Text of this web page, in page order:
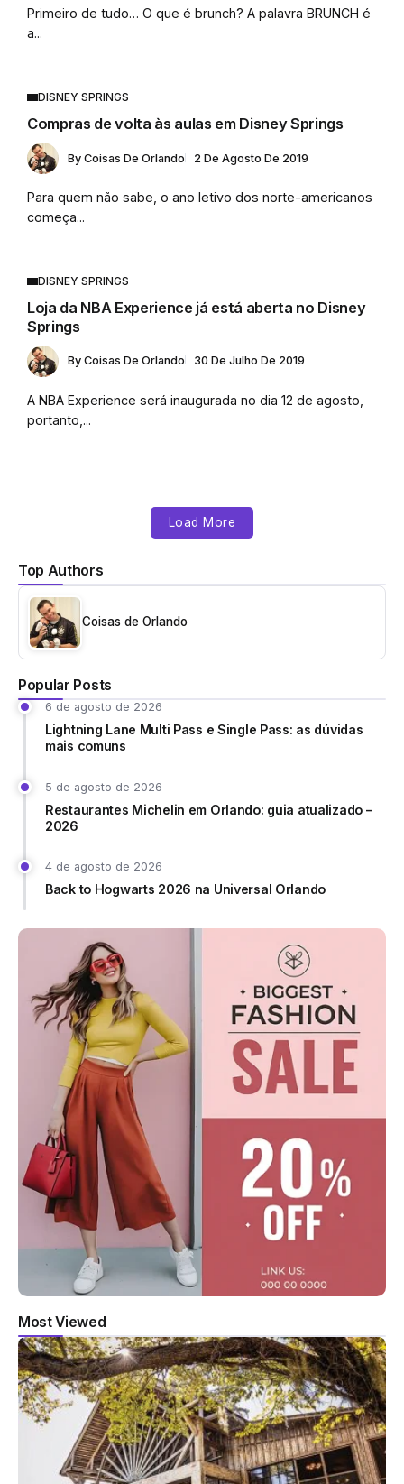
Top Authors
Coisas de Orlando
Popular Posts
6 de agosto de 2026
Lightning Lane Multi Pass e Single Pass: as dúvidas
mais comuns
5 de agosto de 2026
Restaurantes Michelin em Orlando: guia atualizado –
2026
4 de agosto de 2026
Back to Hogwarts 2026 na Universal Orlando
Primeiro de tudo… O que é brunch? A palavra BRUNCH é
a...
DISNEY SPRINGS
Compras de volta às aulas em Disney Springs
By Coisas De Orlando 2 De Agosto De 2019
Para quem não sabe, o ano letivo dos norte-americanos
começa...
DISNEY SPRINGS
Loja da NBA Experience já está aberta no Disney
Springs
By Coisas De Orlando 30 De Julho De 2019
A NBA Experience será inaugurada no dia 12 de agosto,
portanto,...
Load More
Most Viewed